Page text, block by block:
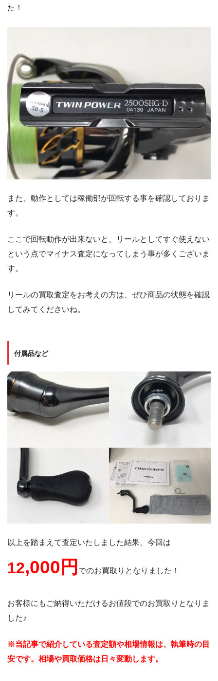
た！
また、動作としては稼働部が回転する事を確認しておりま
す。
ここで回転動作が出来ないと、リールとしてすぐ使えない
という点でマイナス査定になってしまう事が多くございま
す。
リールの買取査定をお考えの方は、ぜひ商品の状態を確認
してみてくださいね。
付属品など
以上を踏まえて査定いたしました結果、今回は
12,000円 でのお買取りとなりました！
お客様にもご納得いただけるお値段でのお買取りとなりま
した♪
※当記事で紹介している査定額や相場情報は、執筆時の目
安です。相場や買取価格は日々変動します。